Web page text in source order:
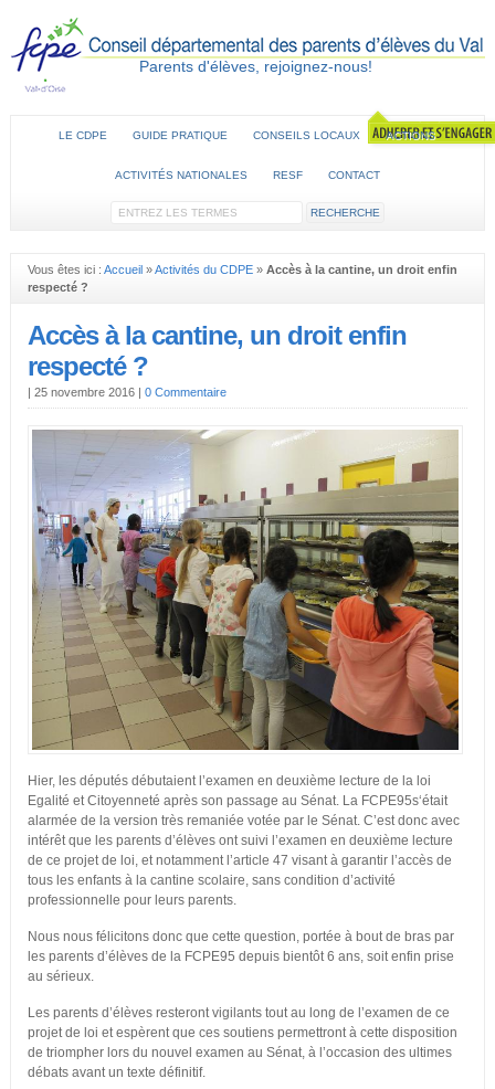
Parents d'élèves, rejoignez-nous!
LE CDPE GUIDE PRATIQUE CONSEILS LOCAUX ACTIONS
ACTIVITÉS NATIONALES RESF CONTACT
Vous êtes ici : Accueil»Activités du CDPE» Accès à la cantine, un droit enfin
respecté ?
Accès à la cantine, un droit enfin
respecté ?
| 25 novembre 2016 | 0 Commentaire
Hier, les députés débutaient l’examen en deuxième lecture de la loi
Egalité et Citoyenneté après son passage au Sénat. La FCPE95s‘était
alarmée de la version très remaniée votée par le Sénat. C’est donc avec
intérêt que les parents d’élèves ont suivi l’examen en deuxième lecture
de ce projet de loi, et notamment l’article 47 visant à garantir l’accès de
tous les enfants à la cantine scolaire, sans condition d’activité
professionnelle pour leurs parents.
Nous nous félicitons donc que cette question, portée à bout de bras par
les parents d’élèves de la FCPE95 depuis bientôt 6 ans, soit enfin prise
au sérieux.
Les parents d’élèves resteront vigilants tout au long de l’examen de ce
projet de loi et espèrent que ces soutiens permettront à cette disposition
de triompher lors du nouvel examen au Sénat, à l’occasion des ultimes
débats avant un texte définitif.